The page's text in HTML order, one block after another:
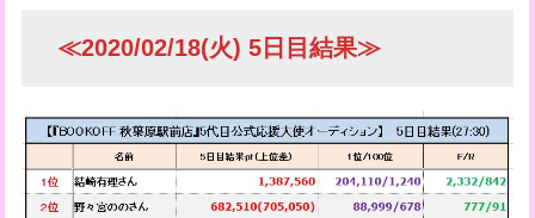
≪2020/02/18(火) 5日目結果≫